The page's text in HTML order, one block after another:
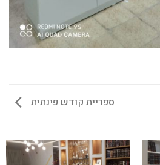
ספריית קודש פינתית